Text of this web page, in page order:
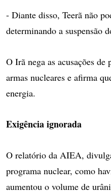
- Diante disso, Teerã não
determinando a suspensão
O Irã nega as acusações
armas nucleares e afirma
energia.
Exigência ignorada
O relatório da AIEA,
programa nuclear, como
aumentou o volume de